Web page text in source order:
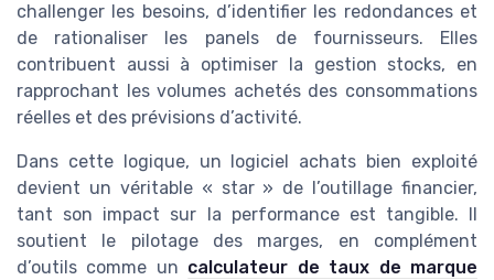
challenger les besoins, d’identifier les redondances et
de rationaliser les panels de fournisseurs. Elles
contribuent aussi à optimiser la gestion stocks, en
rapprochant les volumes achetés des consommations
réelles et des prévisions d’activité.
Dans cette logique, un logiciel achats bien exploité
devient un véritable « star » de l’outillage financier,
tant son impact sur la performance est tangible. Il
soutient le pilotage des marges, en complément
d’outils comme un calculateur de taux de marque